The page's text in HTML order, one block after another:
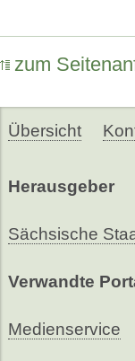
zum
Übersicht
Herausgeber
Sächsische
Verwandte
Medienservice